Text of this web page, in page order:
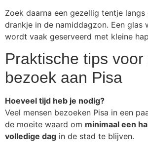
Zoek daarna een gezellig tentje
drankje in de namiddagzon. Een glas
wordt vaak geserveerd met kleine
Praktische tips voor
bezoek aan Pisa
Hoeveel tijd heb je nodig?
Veel mensen bezoeken Pisa in een
de moeite waard om minimaal een
volledige dag in de stad te blijven.